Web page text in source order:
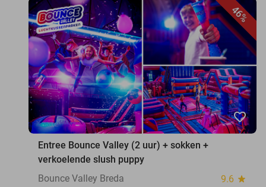
46%
favorite_border
Entree Bounce Valley (2 uur) + sokken +
verkoelende slush puppy
Bounce Valley Breda
9.6 star